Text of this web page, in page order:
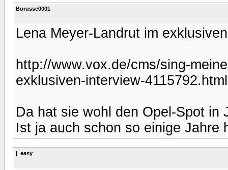
Borusse0001
Lena Meyer-Landrut im
http://www.vox.de/cms/sing-
exklusiven-interview-4115792.html
Da hat sie wohl den Opel-Spot in
Ist ja auch schon so einige Jahre
j_easy